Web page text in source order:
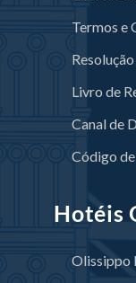
Termos e
Livro de
Canal de
Código
Hotéis
Olissippo